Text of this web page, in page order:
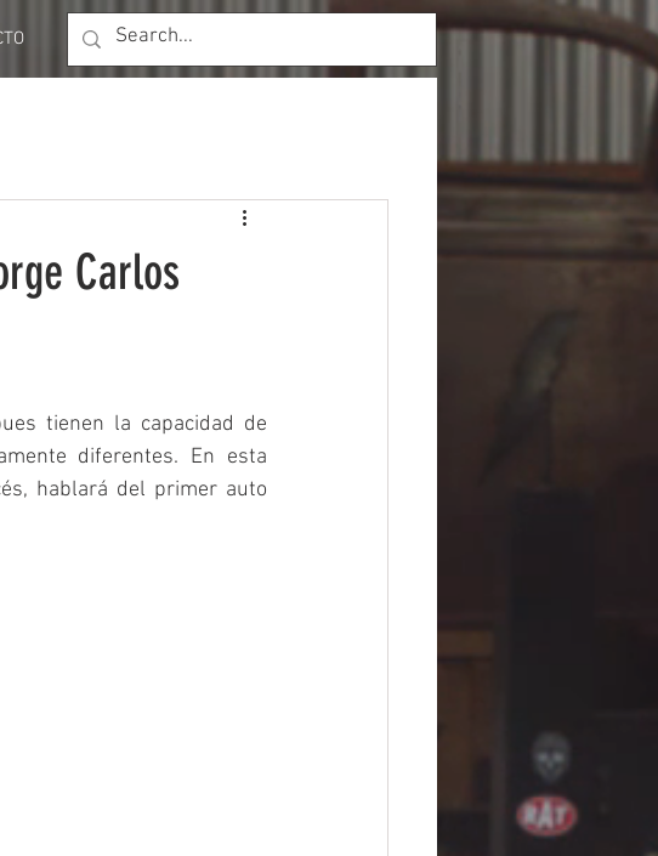
Carlos
tienen la capacidad de
diferentes. En esta
hablará del primer auto